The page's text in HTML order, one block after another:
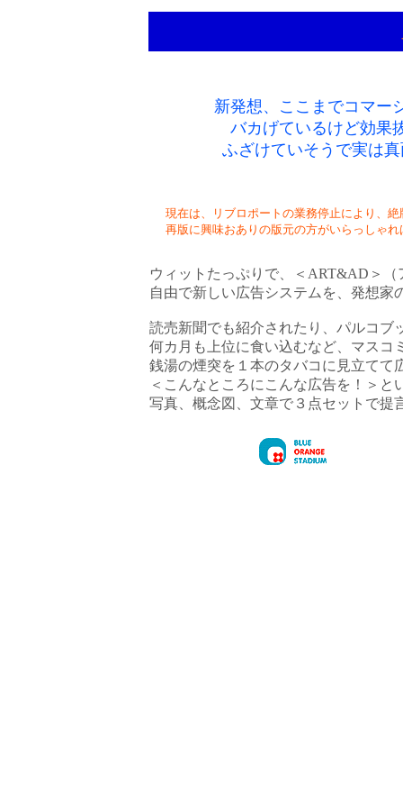
新発想、ここまでコマー
バカげているけど効果
ふざけていそうで実は
現在は、リブロポートの業務停止により、
再版に興味おありの版元の方がいらっしゃ
ウィットたっぷりで、＜ART&AD＞
自由で新しい広告システムを、発想家
読売新聞でも紹介されたり、パルコブ
何カ月も上位に食い込むなど、マスコ
銭湯の煙突を１本のタバコに見立てて
＜こんなところにこんな広告を！＞
写真、概念図、文章で３点セットで提